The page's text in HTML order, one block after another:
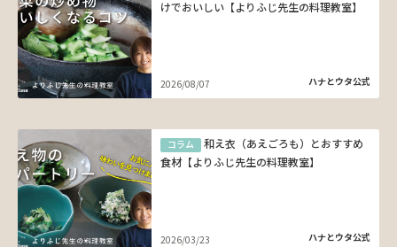
けでおいしい【よりふじ先生の料理教室】
2026/08/07 ハナとウタ公式
コラム
和え衣（あえごろも）とおすすめ
食材【よりふじ先生の料理教室】
2026/03/23 ハナとウタ公式